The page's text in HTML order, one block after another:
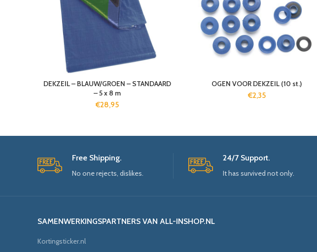
DEKZEIL – BLAUW/GROEN – STANDAARD
– 5 x 8 m
€28,95
OGEN VOOR DEKZEIL (10 st.)
€2,35
Free Shipping.
No one rejects, dislikes.
24/7 Support.
It has survived not only.
SAMENWERKINGSPARTNERS VAN ALL-INSHOP.NL
Kortingsticker.nl